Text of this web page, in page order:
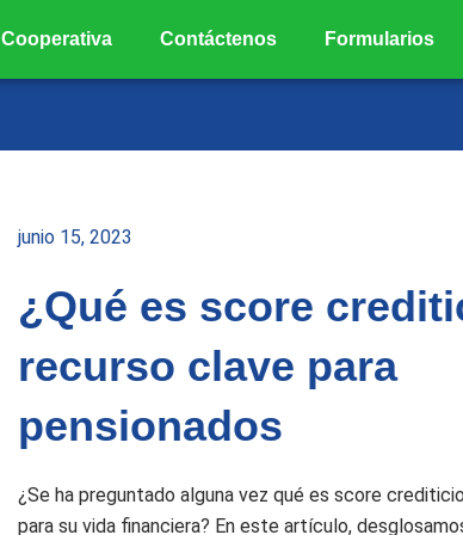
Cooperativa Contáctenos Formularios
junio 15, 2023
¿Qué es score
recurso clave para
pensionados
¿Se ha preguntado alguna vez qué es score
para su vida financiera? En este artículo,